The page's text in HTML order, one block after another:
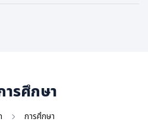
ารศึกษา
การศึกษา